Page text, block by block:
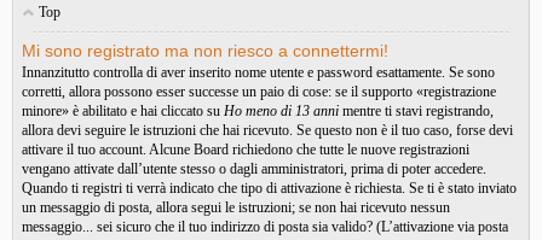
Top
Mi sono registrato ma non riesco a connettermi!
Innanzitutto controlla di aver inserito nome utente e password esattamente. Se sono
corretti, allora possono esser successe un paio di cose: se il supporto «registrazione
minore» è abilitato e hai cliccato su Ho meno di 13 anni mentre ti stavi registrando,
allora devi seguire le istruzioni che hai ricevuto. Se questo non è il tuo caso, forse devi
attivare il tuo account. Alcune Board richiedono che tutte le nuove registrazioni
vengano attivate dall’utente stesso o dagli amministratori, prima di poter accedere.
Quando ti registri ti verrà indicato che tipo di attivazione è richiesta. Se ti è stato inviato
un messaggio di posta, allora segui le istruzioni; se non hai ricevuto nessun
messaggio... sei sicuro che il tuo indirizzo di posta sia valido? (L’attivazione via posta